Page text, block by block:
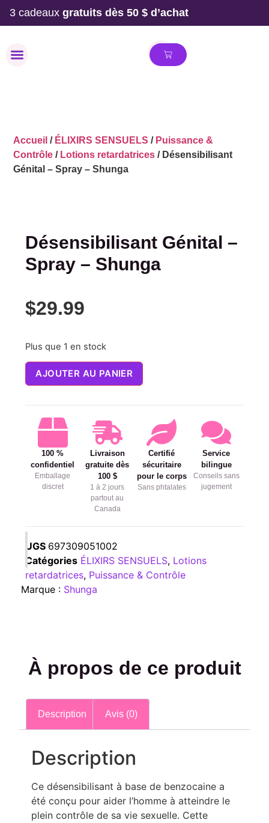
3 cadeaux gratuits dès 50 $ d’achat
Accueil / ÉLIXIRS SENSUELS / Puissance &
Contrôle / Lotions retardatrices / Désensibilisant
Génital – Spray – Shunga
Désensibilisant Génital –
Spray – Shunga
$29.99
Plus que 1 en stock
AJOUTER AU PANIER
100 %
confidentiel
Emballage
discret
Livraison
gratuite dès
100 $
1 à 2 jours
partout au
Canada
Certifié
sécuritaire
pour le corps
Sans phtalates
Service
bilingue
Conseils sans
jugement
UGS 697309051002
Catégories ÉLIXIRS SENSUELS, Lotions
retardatrices, Puissance & Contrôle
Marque : Shunga
À propos de ce produit
Description Avis (0)
Description
Ce désensibilisant à base de benzocaine a
été conçu pour aider l’homme à atteindre le
plein contrôle de sa vie sexuelle. Cette